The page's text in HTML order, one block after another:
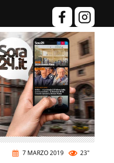
7 MARZO 2019 23"